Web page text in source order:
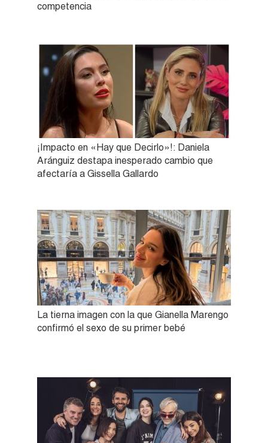
competencia
¡Impacto en «Hay que Decirlo»!: Daniela
Aránguiz destapa inesperado cambio que
afectaría a Gissella Gallardo
La tierna imagen con la que Gianella Marengo
confirmó el sexo de su primer bebé